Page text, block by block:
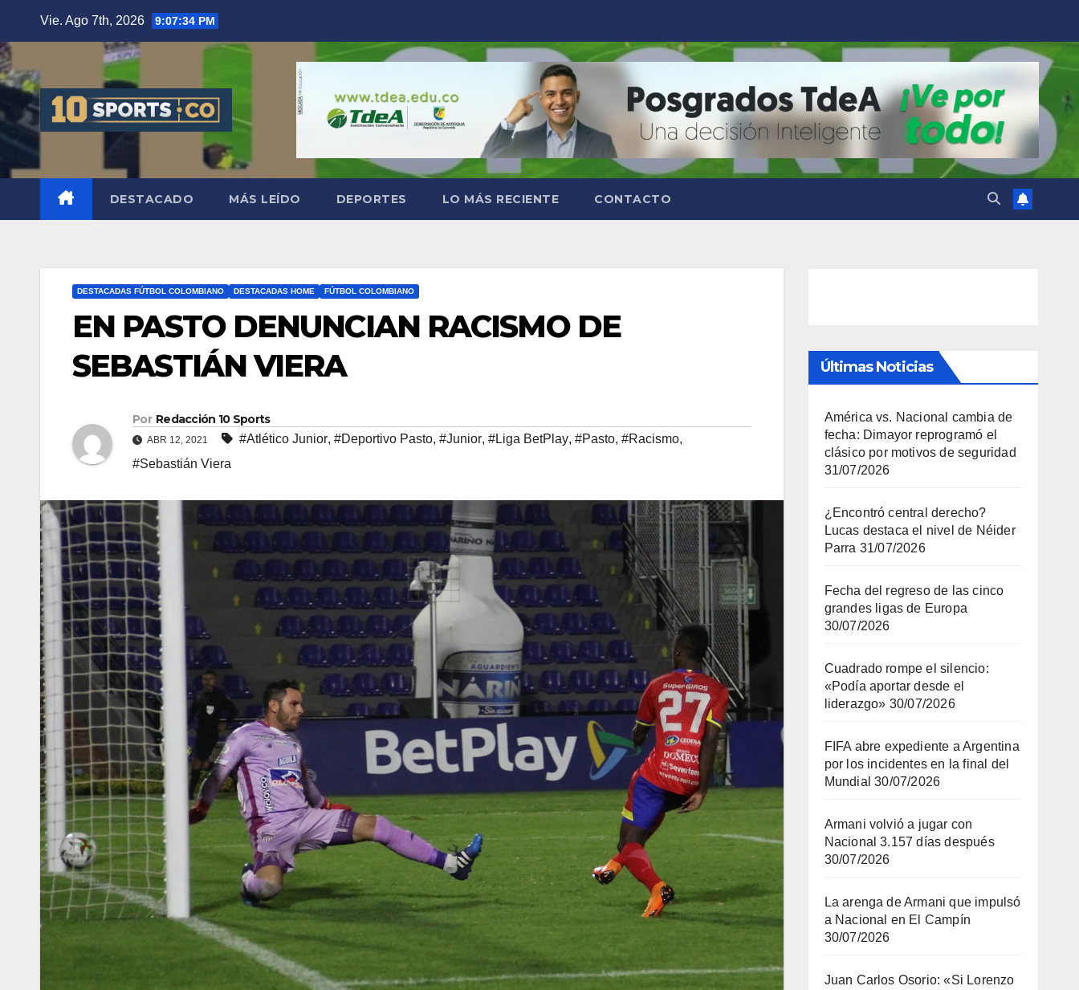
Vie. Ago 7th, 2026 9:07:35 PM
DESTACADO MÁS LEÍDO DEPORTES LO MÁS RECIENTE CONTACTO
DESTACADAS FÚTBOL COLOMBIANO DESTACADAS HOME FÚTBOL COLOMBIANO
EN PASTO DENUNCIAN RACISMO DE
SEBASTIÁN VIERA
Por Redacción 10 Sports
ABR 12, 2021 #Atlético Junior, #Deportivo Pasto, #Junior, #Liga BetPlay, #Pasto, #Racismo,
#Sebastián Viera
Últimas Noticias
América vs. Nacional cambia de
fecha: Dimayor reprogramó el
clásico por motivos de seguridad
31/07/2026
¿Encontró central derecho?
Lucas destaca el nivel de Néider
Parra 31/07/2026
Fecha del regreso de las cinco
grandes ligas de Europa
30/07/2026
Cuadrado rompe el silencio:
«Podía aportar desde el
liderazgo» 30/07/2026
FIFA abre expediente a Argentina
por los incidentes en la final del
Mundial 30/07/2026
Armani volvió a jugar con
Nacional 3.157 días después
30/07/2026
La arenga de Armani que impulsó
a Nacional en El Campín
30/07/2026
Juan Carlos Osorio: «Si Lorenzo